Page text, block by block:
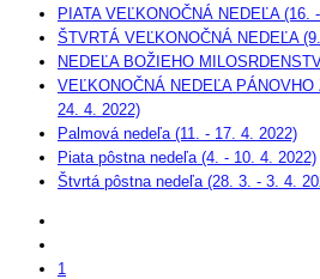
PIATA VEĽKONOČNÁ NEDEĽA (16.
ŠTVRTÁ VEĽKONOČNÁ NEDEĽA
NEDEĽA BOŽIEHO
VEĽKONOČNÁ NEDEĽA
24. 4. 2022)
Palmová nedeľa (11. - 17. 4. 2022)
Piata pôstna nedeľa (4. - 10. 4. 2022)
Štvrtá pôstna nedeľa (28. 3. - 3. 4.
1